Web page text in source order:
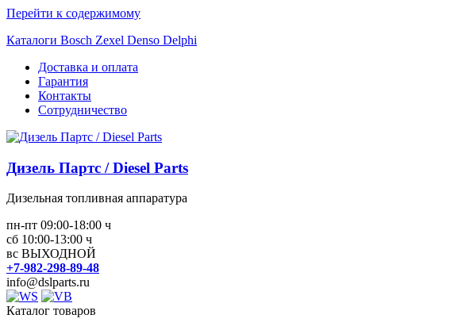
Перейти к содержимому
Каталоги Bosch Zexel Denso Delphi
Доставка и оплата
Гарантия
Контакты
Сотрудничество
Дизель Партс / Diesel Parts
Дизельная топливная аппаратура
пн-пт 09:00-18:00 ч
сб 10:00-13:00 ч
вс ВЫХОДНОЙ
+7-982-298-89-48
info@dslparts.ru
Каталог товаров